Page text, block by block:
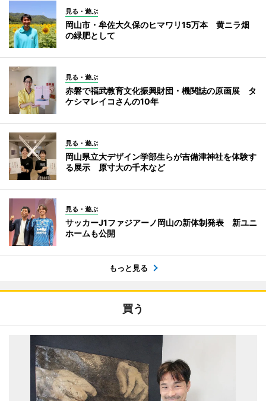
見る・遊ぶ
岡山市・牟佐大久保のヒマワリ15万本 黄ニラ畑
の緑肥として
見る・遊ぶ
赤磐で福武教育文化振興財団・機関誌の原画展 タ
ケシマレイコさんの10年
見る・遊ぶ
岡山県立大デザイン学部生らが吉備津神社を体験す
る展示 原寸大の千木など
見る・遊ぶ
サッカーJ1ファジアーノ岡山の新体制発表 新ユニ
ホームも公開
もっと見る
買う